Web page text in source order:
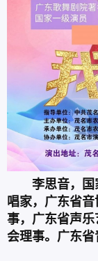
李思音，
唱家，广东省
事，广东省声
会理事。广东省